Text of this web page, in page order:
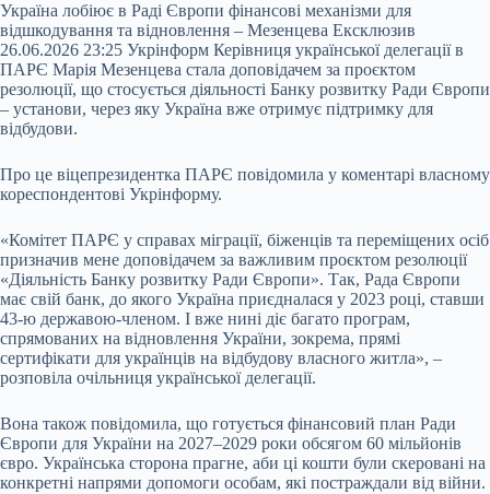
Україна лобіює в Раді Європи фінансові механізми для
відшкодування та відновлення – Мезенцева Ексклюзив
26.06.2026 23:25 Укрінформ Керівниця української делегації в
ПАРЄ Марія Мезенцева стала доповідачем за проєктом
резолюції, що стосується діяльності Банку розвитку Ради Європи
– установи, через яку Україна вже отримує підтримку для
відбудови.
Про це віцепрезидентка ПАРЄ повідомила у коментарі власному
кореспондентові Укрінформу.
«Комітет ПАРЄ у справах міграції, біженців та переміщених осіб
призначив мене доповідачем за важливим проєктом резолюції
«Діяльність Банку розвитку Ради Європи». Так, Рада Європи
має свій банк, до якого Україна приєдналася у 2023 році, ставши
43-ю державою-членом. І вже нині діє багато програм,
спрямованих на відновлення України, зокрема, прямі
сертифікати для українців на відбудову власного житла», –
розповіла очільниця української делегації.
Вона також повідомила, що готується фінансовий план Ради
Європи для України на 2027–2029 роки обсягом 60 мільйонів
євро. Українська сторона прагне, аби ці кошти були скеровані на
конкретні напрями допомоги особам, які постраждали від війни.